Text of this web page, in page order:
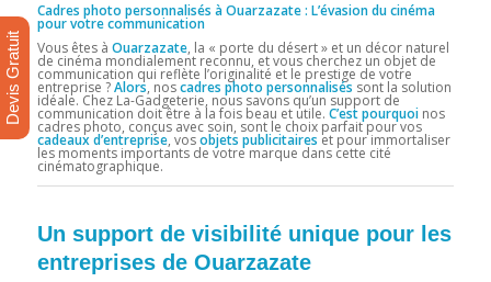
Cadres photo personnalisés à Ouarzazate : L’évasion du cinéma
pour votre communication
Vous êtes à Ouarzazate, la « porte du désert » et un décor naturel
de cinéma mondialement reconnu, et vous cherchez un objet de
communication qui reflète l’originalité et le prestige de votre
entreprise ?Alors, noscadres photo personnalisés sont la solution
idéale. Chez La-Gadgeterie, nous savons qu’un support de
communication doit être à la fois beau et utile. C’est pourquoinos
cadres photo, conçus avec soin, sont le choix parfait pour vos
cadeaux d’entreprise, vosobjets publicitaires et pour immortaliser
les moments importants de votre marque dans cette cité
cinématographique.
Un support de visibilité unique pour les
entreprises de Ouarzazate
Devis Gratuit